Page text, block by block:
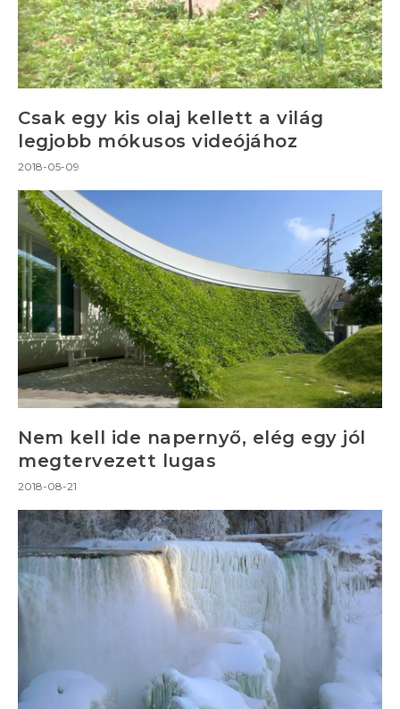
Csak egy kis olaj kellett a világ
legjobb mókusos videójához
2018-05-09
Nem kell ide napernyő, elég egy jól
megtervezett lugas
2018-08-21